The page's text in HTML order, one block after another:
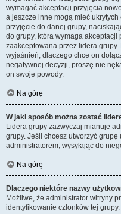
wymagać akceptacji przyjęcia
a jeszcze inne mogą mieć
przyjęcie do danej grupy,
do grupy, która wymaga akceptacji
zaakceptowana przez lidera
wyjaśnień, dlaczego chce on
negatywnej decyzji, proszę nie
on swoje powody.
Na górę
W jaki sposób można zostać
Lidera grupy zazwyczaj mianuje
grupy. Jeśli chcesz utworzyć
administratorem, wysyłając do
Na górę
Dlaczego niektóre nazwy
Możliwe, że administrator witryny
identyfikowanie członków tej grupy.